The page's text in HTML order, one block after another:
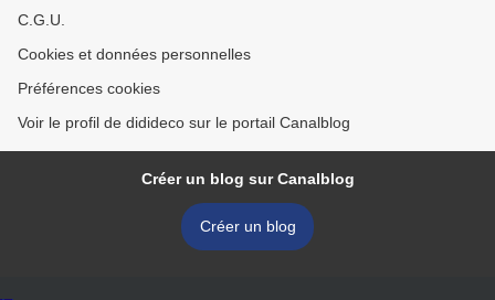
C.G.U.
Cookies et données personnelles
Préférences cookies
Voir le profil de didideco sur le portail Canalblog
Créer un blog sur Canalblog
Créer un blog